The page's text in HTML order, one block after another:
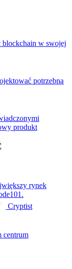
w swojej
potrzebną
produkt
rynek
Cryptist
centrum